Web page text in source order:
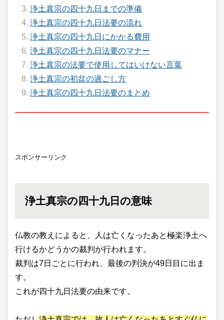
浄土真宗の四十九日までの準備
浄土真宗の四十九日法要の流れ
浄土真宗の四十九日にかかる費用
浄土真宗の四十九日法要のマナー
浄土真宗の法要で使用してはいけない言葉
浄土真宗の初盆の過ごし方
浄土真宗の四十九日法要のまとめ
スポンサーリンク
浄土真宗の四十九日の意味
仏教の教えによると、人は亡くなったあと極楽浄土へ
行けるかどうかの裁判が行われます。
裁判は7日ごとに行われ、最後の判決が49日目に出ま
す。
これが四十九日法要の由来です。